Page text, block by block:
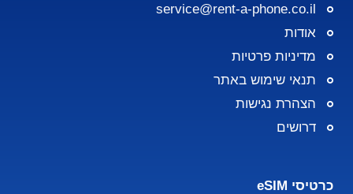
service@rent-a-phone.co.il
אודות
מדיניות פרטיות
תנאי שימוש באתר
הצהרת נגישות
דרושים
כרטיסי eSIM